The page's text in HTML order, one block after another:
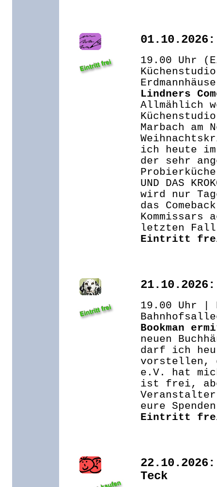
01.10.2026:
19.00 Uhr
Lindners
Allmählich
Marbach am
ich heute im
der sehr
UND DAS
wird nur
das
Kommissars
letzten
Eintritt
19.00 Uhr |
Bookman
neuen
darf ich
vorstellen,
e.V. hat
ist frei,
eure
Eintritt
Teck